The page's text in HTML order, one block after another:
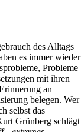
des Alltags
es immer wieder
Probleme
mit ihren
an
belegen. Wer
selbst das
Grünberg schlägt